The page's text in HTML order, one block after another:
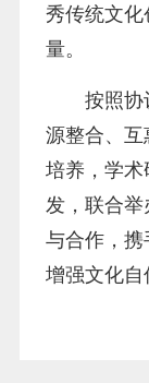
秀传统文化
量。
按照协
源整合、
培养，学
发，联合
与合作，携
增强文化自